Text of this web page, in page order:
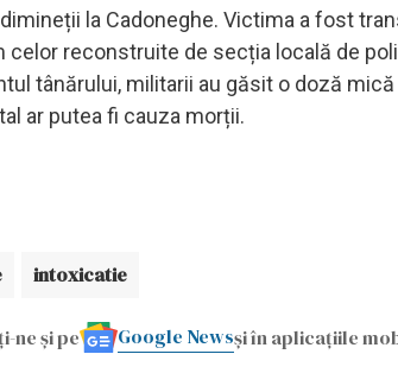
la Cadoneghe. Victima a fost
reconstruite de secția locală de
tânărului, militarii au găsit o doză
ar putea fi cauza morții.
intoxicatie
ne și pe Google Newsși în aplicațiile